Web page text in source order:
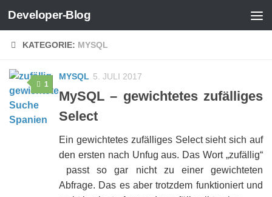
Zum Inhalt springen
Developer-Blog
KATEGORIE: MYSQL
1
MYSQL 5. JULI 2017
MySQL – gewichtetes zufälliges
Select
Ein gewichtetes zufälliges Select sieht sich auf
den ersten nach Unfug aus. Das Wort „zufällig“
passt so gar nicht zu einer gewichteten
Abfrage. Das es aber trotzdem funktioniert und